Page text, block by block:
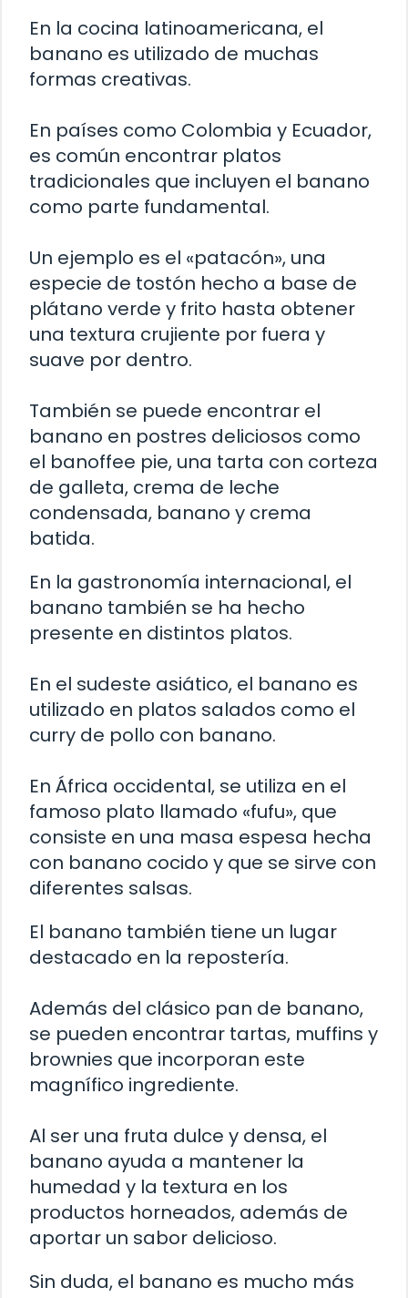
En la cocina latinoamericana, el
banano es utilizado de muchas
formas creativas.
En países como Colombia y Ecuador,
es común encontrar platos
tradicionales que incluyen el banano
como parte fundamental.
Un ejemplo es el «patacón», una
especie de tostón hecho a base de
plátano verde y frito hasta obtener
una textura crujiente por fuera y
suave por dentro.
También se puede encontrar el
banano en postres deliciosos como
el banoffee pie, una tarta con corteza
de galleta, crema de leche
condensada, banano y crema
batida.
En la gastronomía internacional, el
banano también se ha hecho
presente en distintos platos.
En el sudeste asiático, el banano es
utilizado en platos salados como el
curry de pollo con banano.
En África occidental, se utiliza en el
famoso plato llamado «fufu», que
consiste en una masa espesa hecha
con banano cocido y que se sirve con
diferentes salsas.
El banano también tiene un lugar
destacado en la repostería.
Además del clásico pan de banano,
se pueden encontrar tartas, muffins y
brownies que incorporan este
magnífico ingrediente.
Al ser una fruta dulce y densa, el
banano ayuda a mantener la
humedad y la textura en los
productos horneados, además de
aportar un sabor delicioso.
Sin duda, el banano es mucho más